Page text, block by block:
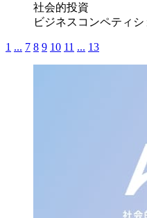
社会的投資
ビジネスコンペティシ
1 ... 7 8 9 10 11 ... 13